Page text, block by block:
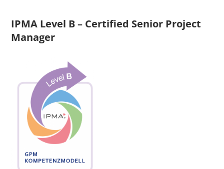
IPMA Level B – Certified Senior Project
Manager